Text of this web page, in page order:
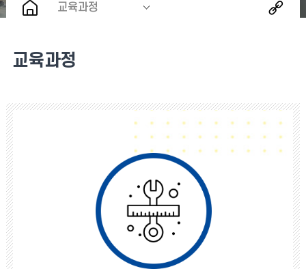
교육과정
교육과정